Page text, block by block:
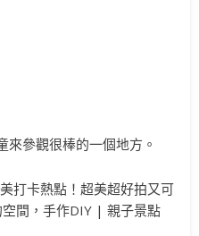
來參觀很棒的一個地方。